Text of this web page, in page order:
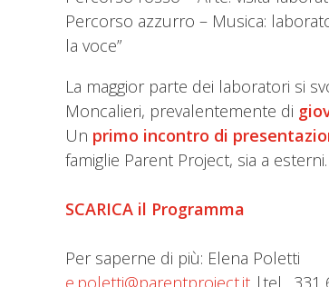
Percorso azzurro – Musica:
la voce”
La maggior parte dei laboratori si
Moncalieri, prevalentemente di
Un primo incontro di
famiglie Parent Project, sia a esterni.
SCARICA il Programma
Per saperne di più: Elena Poletti
e.poletti@parentproject.it |tel. 331